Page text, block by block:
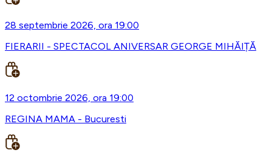
28 septembrie 2026, ora 19:00
FIERARII - SPECTACOL ANIVERSAR GEORGE MIHĂIȚĂ
12 octombrie 2026, ora 19:00
REGINA MAMA - Bucuresti